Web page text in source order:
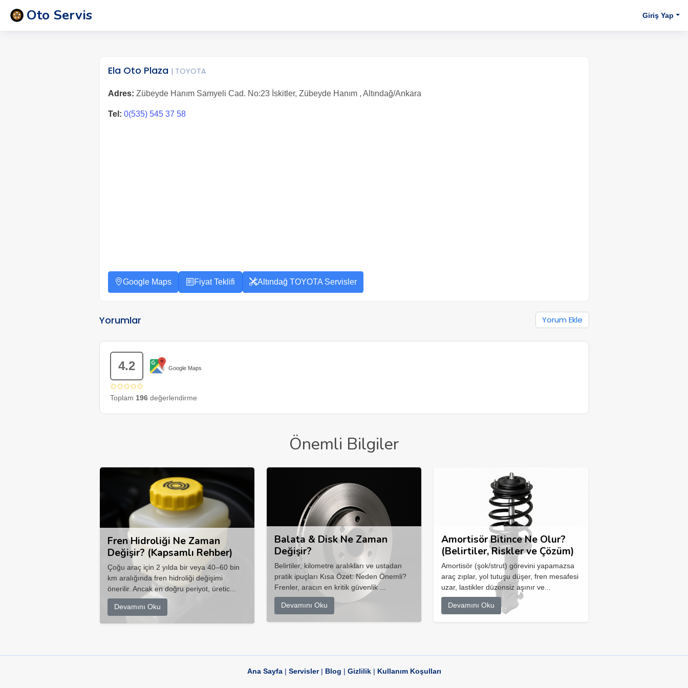
Oto Servis Giriş Yap
Ela Oto Plaza | TOYOTA
Adres: Zübeyde Hanım Samyeli Cad. No:23 İskitler, Zübeyde Hanım , Altındağ/Ankara
Tel: 0(535) 545 37 58
Google Maps Fiyat Teklifi Altındağ TOYOTA Servisler
Yorumlar Yorum Ekle
4.2 Google Maps
✩✩✩✩✩
Toplam 196değerlendirme
Önemli Bilgiler
Fren Hidroliği Ne Zaman
Değişir? (Kapsamlı Rehber)
Çoğu araç için 2 yılda bir veya 40–60 bin
km aralığında fren hidroliği değişimi
önerilir. Ancak en doğru periyot, üretic...
Devamını Oku
Balata & Disk Ne Zaman
Değişir?
Belirtiler, kilometre aralıkları ve ustadan
pratik ipuçları Kısa Özet: Neden Önemli?
Frenler, aracın en kritik güvenlik ...
Devamını Oku
Amortisör Bitince Ne Olur?
(Belirtiler, Riskler ve Çözüm)
Amortisör (şok/strut) görevini yapamazsa
araç zıplar, yol tutuşu düşer, fren mesafesi
uzar, lastikler düzensiz aşınır ve...
Devamını Oku
Ana Sayfa| Servisler| Blog | Gizlilik| Kullanım Koşulları